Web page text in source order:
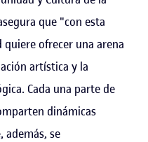
que "con esta
ofrecer una arena
artística y la
Cada una parte de
dinámicas
además, se